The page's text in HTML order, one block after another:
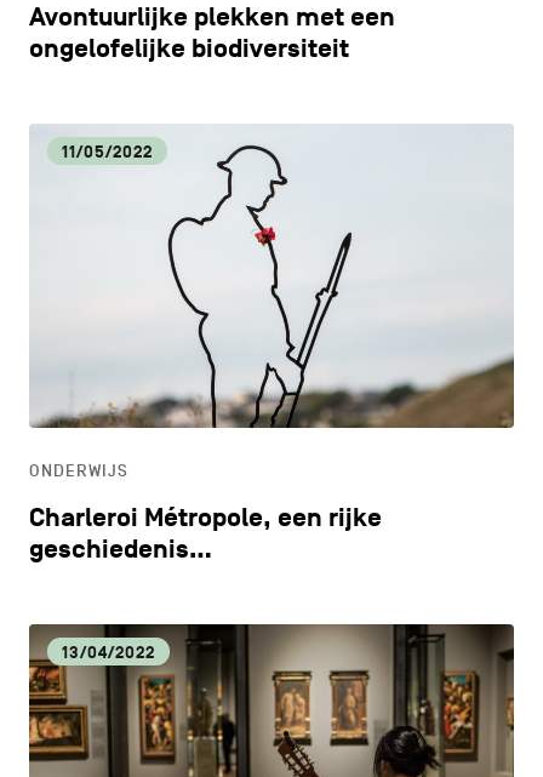
Avontuurlijke plekken met een
ongelofelijke biodiversiteit
11/05/2022
ONDERWIJS
Charleroi Métropole, een rijke
geschiedenis…
13/04/2022